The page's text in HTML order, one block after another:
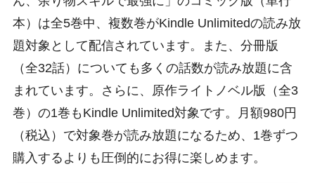
本）は全5巻中、複数巻がKindle Unlimitedの読み放
題対象として配信されています。また、分冊版
（全32話）についても多くの話数が読み放題に含
まれています。さらに、原作ライトノベル版（全3
巻）の1巻もKindle Unlimited対象です。月額980円
（税込）で対象巻が読み放題になるため、1巻ずつ
購入するよりも圧倒的にお得に楽しめます。